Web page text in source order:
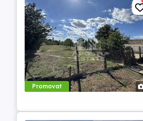
Promovat